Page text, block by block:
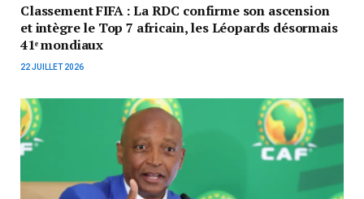
Classement FIFA : La RDC confirme son ascension
et intègre le Top 7 africain, les Léopards désormais
41ᵉ mondiaux
22 JUILLET 2026